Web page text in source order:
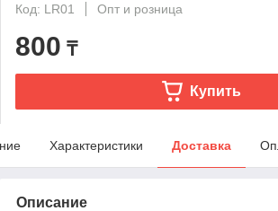
Код: LR01
Опт и розница
800 ₸
Купить
Характеристики Доставка
Описание